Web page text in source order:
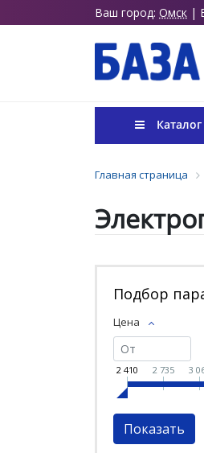
Ваш город: Омск |
Каталог
Главная страница
Подбор
Цена
2 410 2 735 3